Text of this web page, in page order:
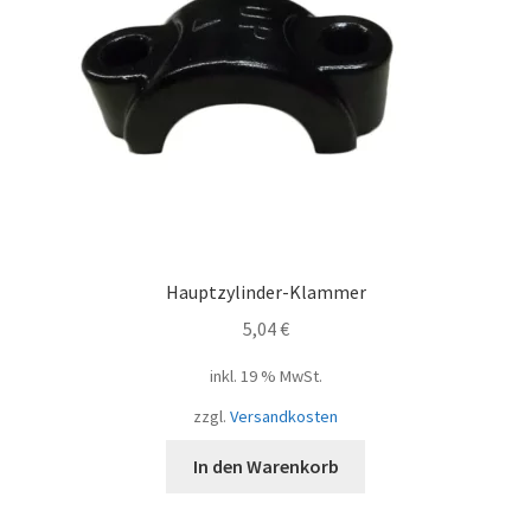
Hauptzylinder-Klammer
5,04€
inkl. 19 % MwSt.
zzgl. Versandkosten
In den Warenkorb